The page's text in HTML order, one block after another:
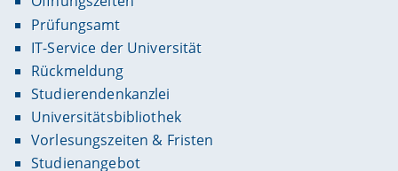
Prüfungsamt
IT-Service der Universität
Rückmeldung
Studierendenkanzlei
Universitätsbibliothek
Vorlesungszeiten & Fristen
Studienangebot